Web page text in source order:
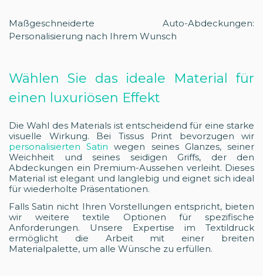
Maßgeschneiderte Auto-Abdeckungen:
Personalisierung nach Ihrem Wunsch
Wählen Sie das ideale Material für
einen luxuriösen Effekt
Die Wahl des Materials ist entscheidend für eine starke
visuelle Wirkung. Bei Tissus Print bevorzugen wir
personalisierten Satin wegen seines Glanzes, seiner
Weichheit und seines seidigen Griffs, der den
Abdeckungen ein Premium-Aussehen verleiht. Dieses
Material ist elegant und langlebig und eignet sich ideal
für wiederholte Präsentationen.
Falls Satin nicht Ihren Vorstellungen entspricht, bieten
wir weitere textile Optionen für spezifische
Anforderungen. Unsere Expertise im Textildruck
ermöglicht die Arbeit mit einer breiten
Materialpalette, um alle Wünsche zu erfüllen.